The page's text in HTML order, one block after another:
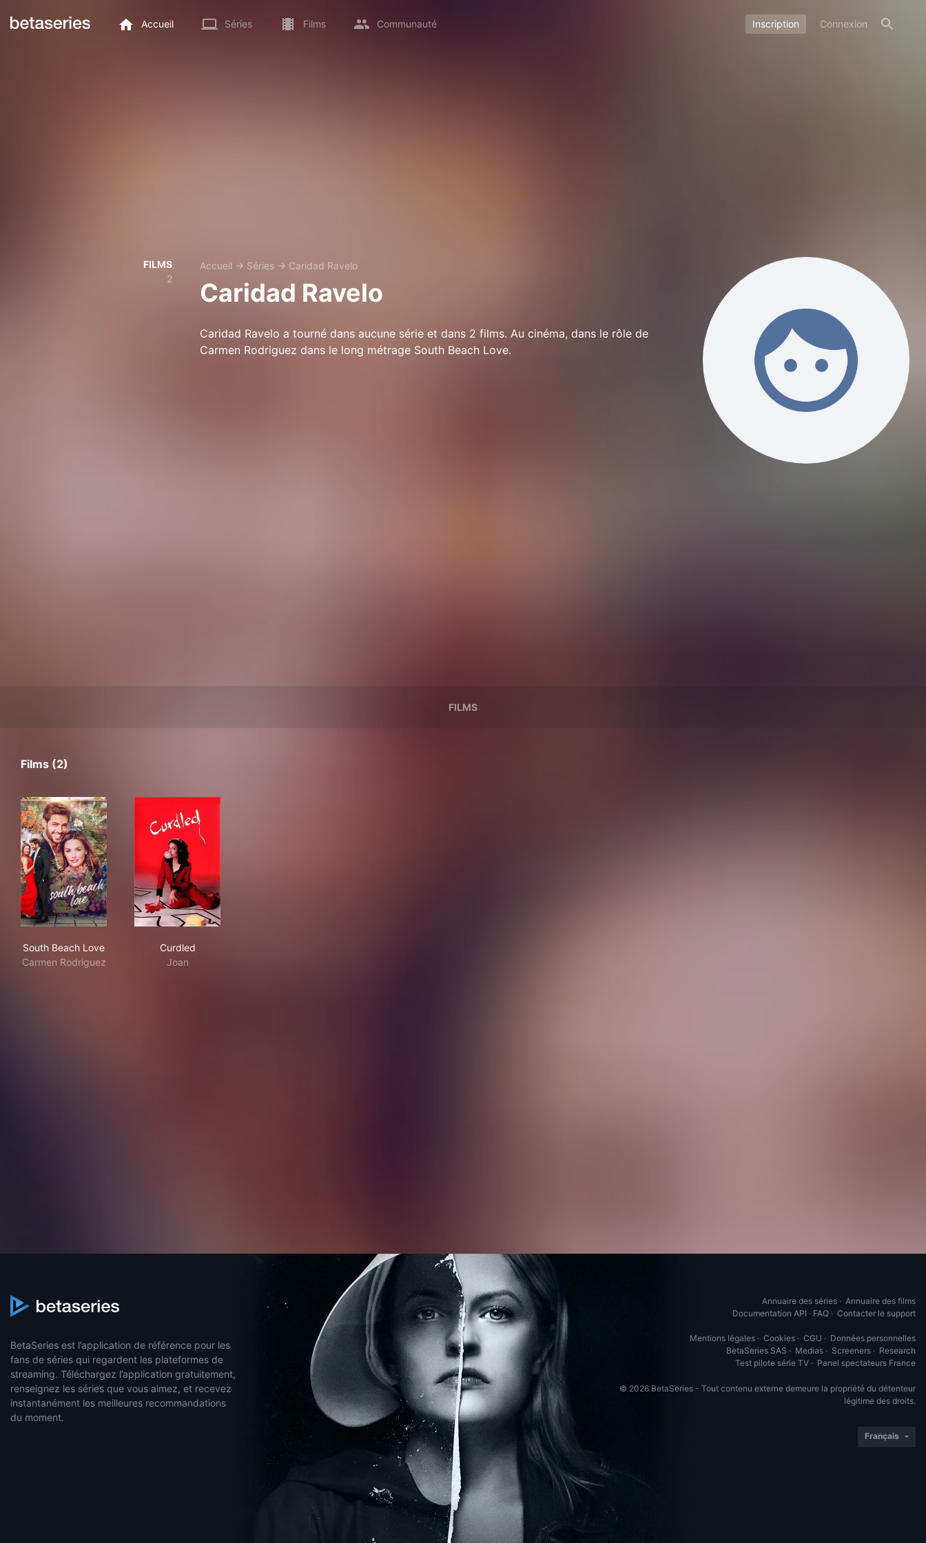
Accueil Séries Films Communauté Inscription Connexion
FILMS
2
Accueil → Séries → Caridad Ravelo
Caridad Ravelo
Caridad Ravelo a tourné dans aucune série et dans 2 films. Au cinéma, dans le rôle de
Carmen Rodriguez dans le long métrage South Beach Love.
FILMS
Films (2)
South Beach Love
Carmen Rodriguez
Curdled
Joan
BetaSeries est l’application de référence pour les
fans de séries qui regardent les plateformes de
streaming. Téléchargez l’application gratuitement,
renseignez les séries que vous aimez, et recevez
instantanément les meilleures recommandations
du moment.
Annuaire des séries · Annuaire des films
Documentation API · FAQ · Contacter le support
Mentions légales · Cookies · CGU · Données personnelles
BetaSeries SAS · Medias · Screeners · Research
Test pilote série TV · Panel spectateurs France
© 2026 BetaSeries - Tout contenu externe demeure la propriété du détenteur
légitime des droits.
Français